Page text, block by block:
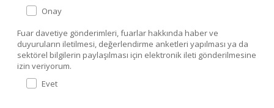
Onay
Fuar davetiye gönderimleri, fuarlar hakkında haber ve
duyuruların iletilmesi, değerlendirme anketleri yapılması ya da
sektörel bilgilerin paylaşılması için elektronik ileti gönderilmesine
izin veriyorum.
Evet